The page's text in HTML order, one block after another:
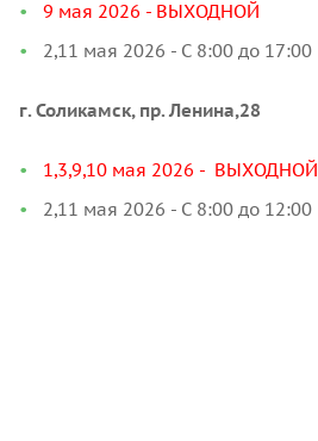
9 мая 2026 - ВЫХОДНОЙ
2,11 мая 2026 - С 8:00 до 17:00
г. Соликамск, пр. Ленина,28
1,3,9,10 мая 2026 - ВЫХОДНОЙ
2,11 мая 2026 - С 8:00 до 12:00